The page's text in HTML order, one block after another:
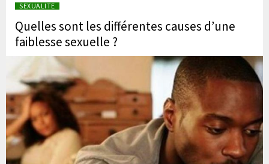
SEXUALITE
Quelles sont les différentes causes d’une
faiblesse sexuelle ?